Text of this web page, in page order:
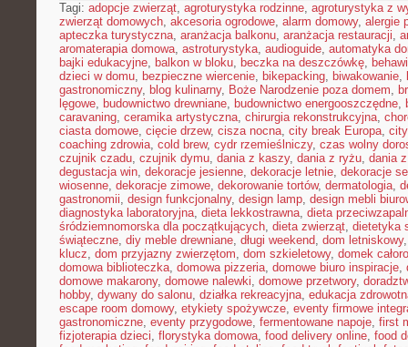
Tagi: adopcje zwierząt, agroturystyka rodzinne, agroturystyka z
zwierząt domowych, akcesoria ogrodowe, alarm domowy, alergie
apteczka turystyczna, aranżacja balkonu, aranżacja restauracji,
aromaterapia domowa, astroturystyka, audioguide, automatyka
bajki edukacyjne, balkon w bloku, beczka na deszczówkę,
dzieci w domu, bezpieczne wiercenie, bikepacking, biwakowanie,
gastronomiczny, blog kulinarny, Boże Narodzenie poza domem,
lęgowe, budownictwo drewniane, budownictwo energooszczędne,
caravaning, ceramika artystyczna, chirurgia rekonstrukcyjna,
ciasta domowe, cięcie drzew, cisza nocna, city break Europa,
coaching zdrowia, cold brew, cydr rzemieślniczy, czas wolny
czujnik czadu, czujnik dymu, dania z kaszy, dania z ryżu, dania
degustacja win, dekoracje jesienne, dekoracje letnie, dekoracje
wiosenne, dekoracje zimowe, dekorowanie tortów, dermatologia,
gastronomii, design funkcjonalny, design lamp, design mebli
diagnostyka laboratoryjna, dieta lekkostrawna, dieta
śródziemnomorska dla początkujących, dieta zwierząt, dietetyka
świąteczne, diy meble drewniane, długi weekend, dom letniskowy
klucz, dom przyjazny zwierzętom, dom szkieletowy, domek
domowa biblioteczka, domowa pizzeria, domowe biuro inspiracje,
domowe makarony, domowe nalewki, domowe przetwory,
hobby, dywany do salonu, działka rekreacyjna, edukacja
escape room domowy, etykiety spożywcze, eventy firmowe
gastronomiczne, eventy przygodowe, fermentowane napoje, first
fizjoterapia dzieci, florystyka domowa, food delivery online, food